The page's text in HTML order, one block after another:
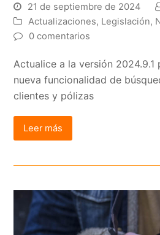
21 de septiembre de 2024
Actualizaciones, Legislación,
0 comentarios
Actualice a la versión 2024.9.1
nueva funcionalidad de
clientes y pólizas
Leer más